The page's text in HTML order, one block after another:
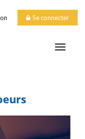
Se connecter